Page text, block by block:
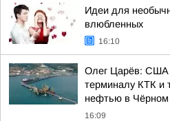
Идеи для
влюбленных
16:10
Олег Царёв: США
терминалу КТК и
нефтью в
16:09